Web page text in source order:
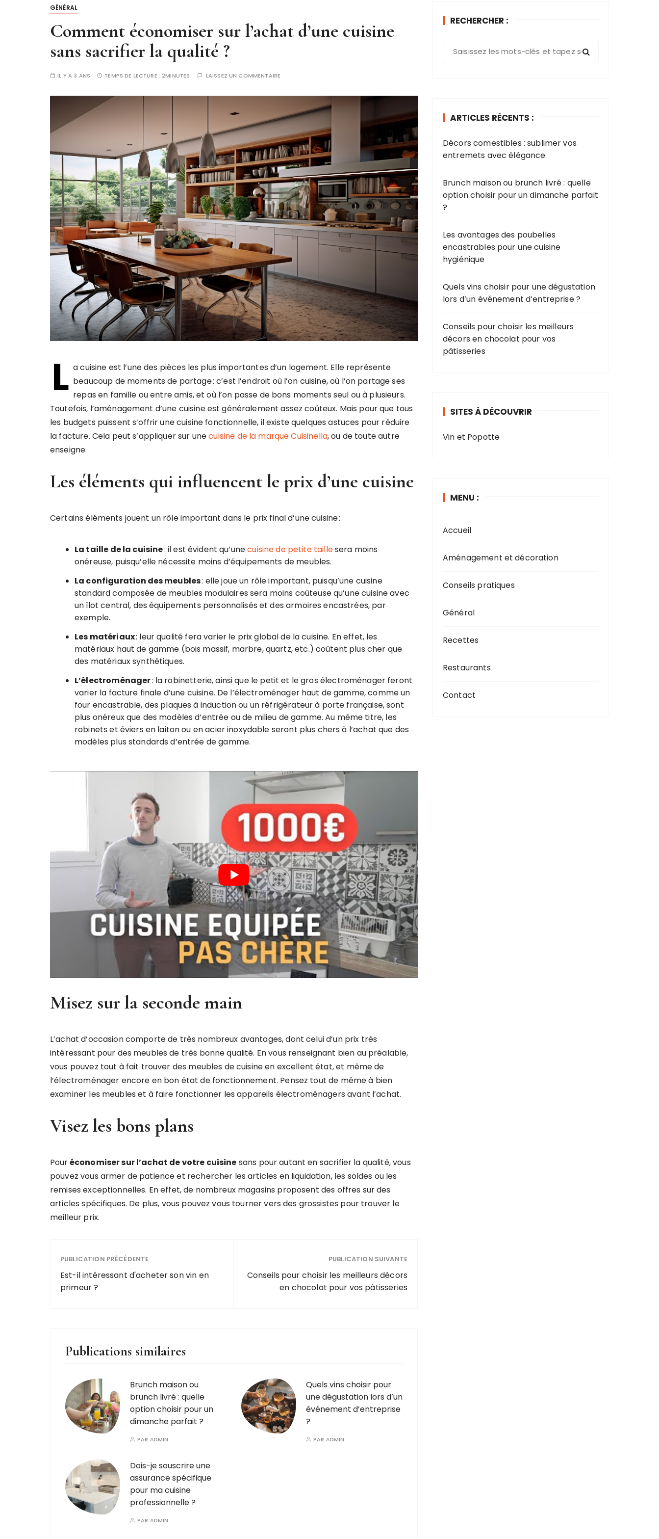
GÉNÉRAL
Comment économiser sur l’achat d’une cuisine
sans sacrifier la qualité ?
IL Y A 3 ANS TEMPS DE LECTURE :2MINUTES LAISSEZ UN COMMENTAIRE
L a cuisine est l’une des pièces les plus importantes d’un logement. Elle représente
beaucoup de moments de partage : c’est l’endroit où l’on cuisine, où l’on partage ses
repas en famille ou entre amis, et où l’on passe de bons moments seul ou à plusieurs.
Toutefois, l’aménagement d’une cuisine est généralement assez coûteux. Mais pour que tous
les budgets puissent s’offrir une cuisine fonctionnelle, il existe quelques astuces pour réduire
la facture. Cela peut s’appliquer sur unecuisine de la marque Cuisinella, ou de toute autre
enseigne.
Les éléments qui influencent le prix d’une cuisine
Certains éléments jouent un rôle important dans le prix final d’une cuisine :
La taille de la cuisine: il est évident qu’unecuisine de petite taillesera moins
onéreuse, puisqu’elle nécessite moins d’équipements de meubles.
La configuration des meubles: elle joue un rôle important, puisqu’une cuisine
standard composée de meubles modulaires sera moins coûteuse qu’une cuisine avec
un îlot central, des équipements personnalisés et des armoires encastrées, par
exemple.
Les matériaux: leur qualité fera varier le prix global de la cuisine. En effet, les
matériaux haut de gamme (bois massif, marbre, quartz, etc.) coûtent plus cher que
des matériaux synthétiques.
L’électroménager: la robinetterie, ainsi que le petit et le gros électroménager feront
varier la facture finale d’une cuisine. De l’électroménager haut de gamme, comme un
four encastrable, des plaques à induction ou un réfrigérateur à porte française, sont
plus onéreux que des modèles d’entrée ou de milieu de gamme. Au même titre, les
robinets et éviers en laiton ou en acier inoxydable seront plus chers à l’achat que des
modèles plus standards d’entrée de gamme.
Misez sur la seconde main
L’achat d’occasion comporte de très nombreux avantages, dont celui d’un prix très
intéressant pour des meubles de très bonne qualité. En vous renseignant bien au préalable,
vous pouvez tout à fait trouver des meubles de cuisine en excellent état, et même de
l’électroménager encore en bon état de fonctionnement. Pensez tout de même à bien
examiner les meubles et à faire fonctionner les appareils électroménagers avant l’achat.
Visez les bons plans
Pouréconomiser sur l’achat de votre cuisine sans pour autant en sacrifier la qualité, vous
pouvez vous armer de patience et rechercher les articles en liquidation, les soldes ou les
remises exceptionnelles. En effet, de nombreux magasins proposent des offres sur des
articles spécifiques. De plus, vous pouvez vous tourner vers des grossistes pour trouver le
meilleur prix.
PUBLICATION PRÉCÉDENTE
Est-il intéressant d'acheter son vin en
primeur ?
PUBLICATION SUIVANTE
Conseils pour choisir les meilleurs décors
en chocolat pour vos pâtisseries
Publications similaires
Brunch maison ou
brunch livré : quelle
option choisir pour un
dimanche parfait ?
PAR ADMIN
Quels vins choisir pour
une dégustation lors d’un
événement d’entreprise
?
PAR ADMIN
Dois-je souscrire une
assurance spécifique
pour ma cuisine
professionnelle ?
PAR ADMIN
RECHERCHER :
e
p
u
r
ARTICLES RÉCENTS :
Décors comestibles : sublimer vos
entremets avec élégance​
Brunch maison ou brunch livré : quelle
option choisir pour un dimanche parfait
?
Les avantages des poubelles
encastrables pour une cuisine
hygiénique
Quels vins choisir pour une dégustation
lors d’un événement d’entreprise ?
Conseils pour choisir les meilleurs
décors en chocolat pour vos
pâtisseries
SITES À DÉCOUVRIR
Vin et Popotte
MENU :
Accueil
Aménagement et décoration
Conseils pratiques
Général
Recettes
Restaurants
Contact